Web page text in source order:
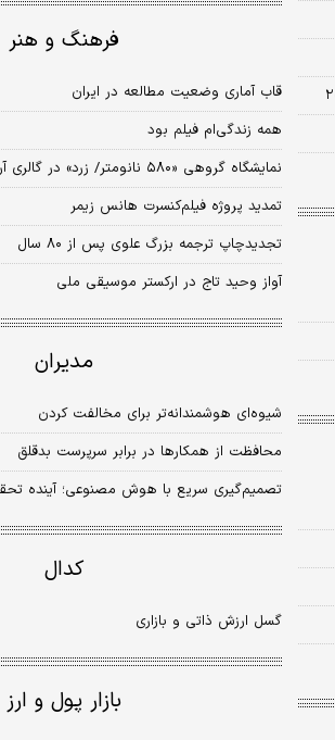
فرهنگ و هنر
قاب آماری وضعیت مطالعه در ایران
همه زندگی‌ام فیلم بود
نمایشگاه گروهی «۵۸۰ نانومتر/ زرد» در گالری آرتیبیشن
تمدید پروژه فیلم‌کنسرت هانس زیمر
تجدید‌چاپ ترجمه بزرگ علوی پس از ۸۰ سال
آواز وحید تاج در ارکستر موسیقی ملی
مدیران
شیوه‌ای هوشمندانه‌تر برای مخالفت کردن
محافظت از همکارها در برابر سرپرست بدقلق
تصمیم‌گیری سریع با هوش مصنوعی؛ آینده
کدال
گسل ارزش ذاتی و بازاری
بازار پول و ارز